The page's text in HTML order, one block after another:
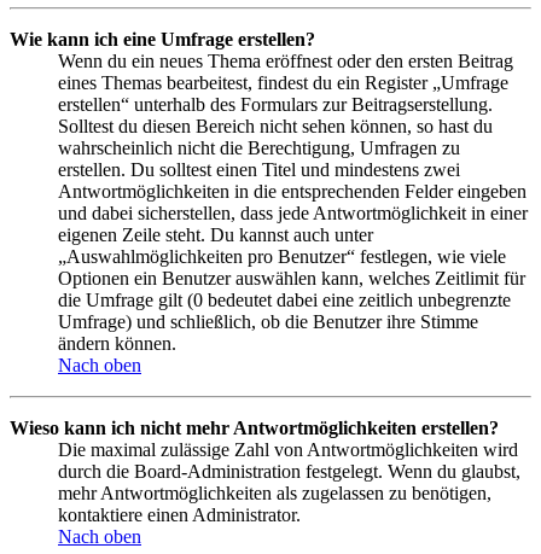
Wie kann ich eine Umfrage erstellen?
Wenn du ein neues Thema eröffnest oder den ersten Beitrag
eines Themas bearbeitest, findest du ein Register „Umfrage
erstellen“ unterhalb des Formulars zur Beitragserstellung.
Solltest du diesen Bereich nicht sehen können, so hast du
wahrscheinlich nicht die Berechtigung, Umfragen zu
erstellen. Du solltest einen Titel und mindestens zwei
Antwortmöglichkeiten in die entsprechenden Felder eingeben
und dabei sicherstellen, dass jede Antwortmöglichkeit in einer
eigenen Zeile steht. Du kannst auch unter
„Auswahlmöglichkeiten pro Benutzer“ festlegen, wie viele
Optionen ein Benutzer auswählen kann, welches Zeitlimit für
die Umfrage gilt (0 bedeutet dabei eine zeitlich unbegrenzte
Umfrage) und schließlich, ob die Benutzer ihre Stimme
ändern können.
Nach oben
Wieso kann ich nicht mehr Antwortmöglichkeiten erstellen?
Die maximal zulässige Zahl von Antwortmöglichkeiten wird
durch die Board-Administration festgelegt. Wenn du glaubst,
mehr Antwortmöglichkeiten als zugelassen zu benötigen,
kontaktiere einen Administrator.
Nach oben